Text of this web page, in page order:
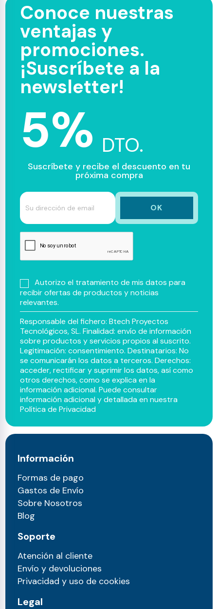
Conoce nuestras
ventajas y
promociones.
¡Suscríbete a la
newsletter!
5% DTO.
Suscríbete y recibe el descuento en tu
próxima compra
Autorizo el tratamiento de mis datos para
recibir ofertas de productos y noticias
relevantes.
Responsable del fichero: Btech Proyectos
Tecnológicos, SL. Finalidad: envío de información
sobre productos y servicios propios al suscrito.
Legitimación: consentimiento. Destinatarios: No
se comunicarán los datos a terceros. Derechos:
acceder, rectificar y suprimir los datos, así como
otros derechos, como se explica en la
información adicional. Puede consultar
información adicional y detallada en nuestra
Política de Privacidad
Información
Formas de pago
Gastos de Envío
Sobre Nosotros
Blog
Soporte
Atención al cliente
Envío y devoluciones
Privacidad y uso de cookies
Legal